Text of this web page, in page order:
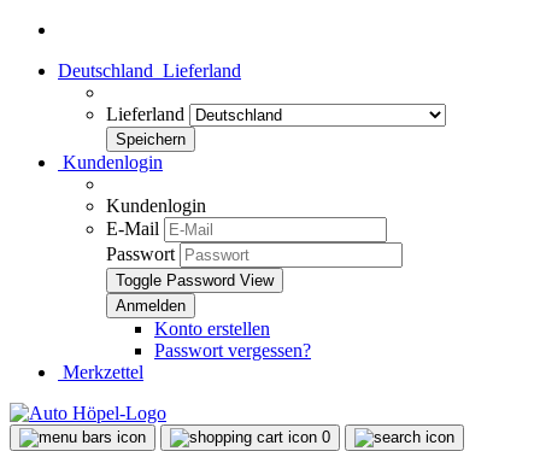
Deutschland Lieferland
Lieferland
Kundenlogin
Kundenlogin
E-Mail
Passwort
Toggle Password View
Konto erstellen
Passwort vergessen?
Merkzettel
0